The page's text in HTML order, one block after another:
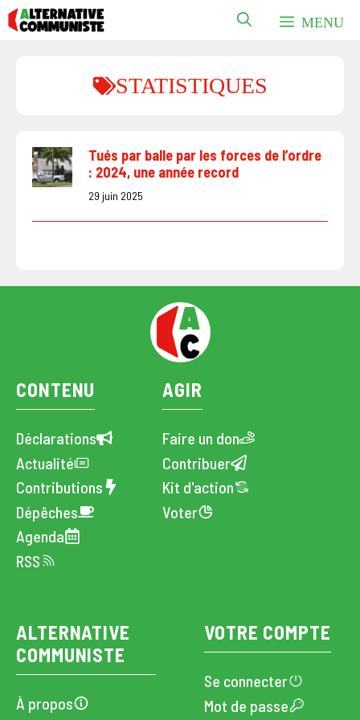
Aller
au
MENU
STATISTIQUES
Tués par balle par les forces de l’ordre
: 2024, une année record
29 juin 2025
CONTENU
Déclarations
Actualité
Contributions
Dépêches
Agenda
RSS
AGIR
Faire un don
Contribuer
Kit d'action
Voter
ALTERNATIVE
COMMUNISTE
À propos
VOTRE COMPTE
Se connecter
Mot de passe